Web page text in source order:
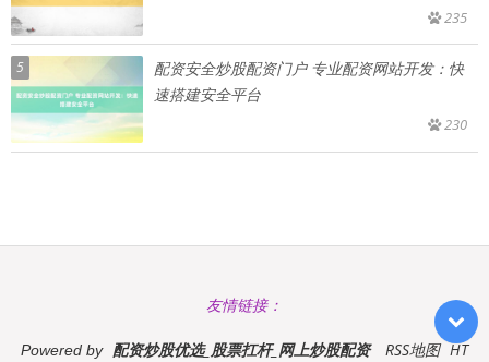
235
5
配资安全炒股配资门户 专业配资网站开发：快
速搭建安全平台
230
友情链接：
Powered by 配资炒股优选_股票扛杆_网上炒股配资 RSS地图 HT